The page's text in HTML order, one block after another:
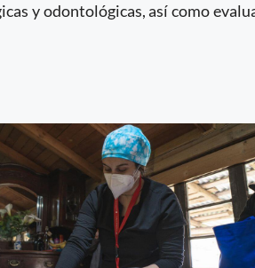
y odontológicas, así como